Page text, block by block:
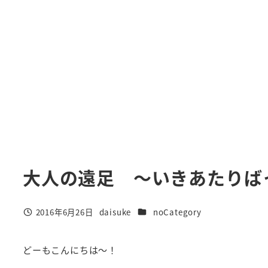
大人の遠足 ～いきあたりば
投稿日2016年6月26日
著
daisuke カテゴリー
noCategory
どーもこんにちは～！